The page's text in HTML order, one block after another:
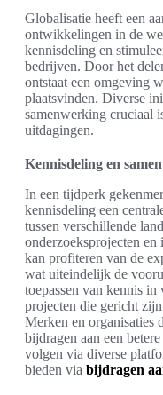
Globalisatie heeft een
ontwikkelingen in de
kennisdeling en
bedrijven. Door het
ontstaat een omgeving
plaatsvinden. Diverse
samenwerking cruciaal
uitdagingen.
Kennisdeling en
In een tijdperk
kennisdeling een
tussen verschillende
onderzoeksprojecten
kan profiteren van de
wat uiteindelijk de
toepassen van kennis
projecten die gericht
Merken en organisaties
bijdragen aan een
volgen via diverse
bieden via bijdragen